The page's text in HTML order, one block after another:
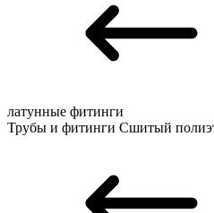
латунные фитинги
Трубы и фитинги Сшитый